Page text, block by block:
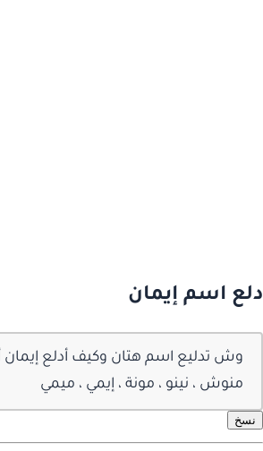
دلع اسم إيمان
وش تدليع اسم هتان وكيف أدلع إيمان
منوش ، نينو ، مونة ، إيمي ، ميمي
نسخ